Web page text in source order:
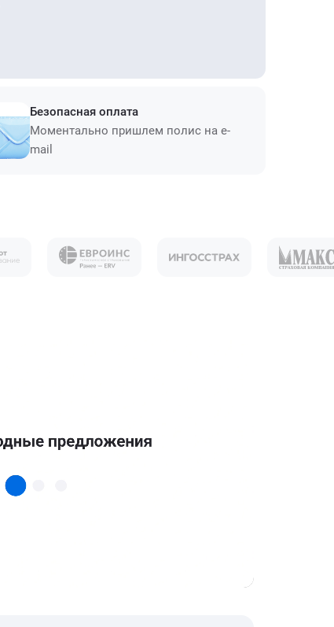
Безопасная оплата
Моментально пришлем полис на e-
mail